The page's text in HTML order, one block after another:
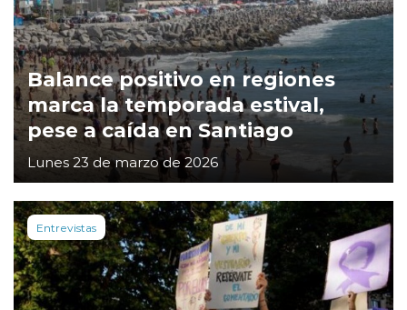
Balance positivo en regiones
marca la temporada estival,
pese a caída en Santiago
Lunes 23 de marzo de 2026
Entrevistas